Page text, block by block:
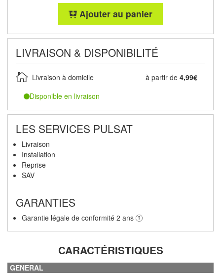
Ajouter au panier
LIVRAISON & DISPONIBILITÉ
Livraison à domicile à partir de 4,99€
Disponible en livraison
LES SERVICES PULSAT
Livraison
Installation
Reprise
SAV
GARANTIES
Garantie légale de conformité 2 ans
CARACTÉRISTIQUES
GENERAL